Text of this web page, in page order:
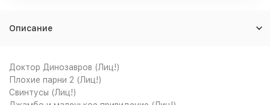
Описание
Доктор Динозавров (Лиц!)
Плохие парни 2 (Лиц!)
Свинтусы (Лиц!)